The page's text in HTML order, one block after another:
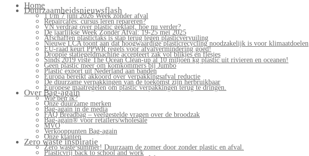
Home
Duurzaamheidsnieuwsflash
1 t/m 7 juni 2026 Week zonder afval
Repaircafés: cursus leren repareren?
VN verdrag over plastic geklapt, hoe nu verder?
De jaarlijkse Week Zonder Afval: 19-25 mei 2025
Afschaffen plastictaks is stap terug tegen plasticvervuiling
Nieuwe LCA toont aan dat hoogwaardige plasticrecycling noodzakelijk is voor klimaatdoelen
EU-raad keurt PPWR regels voor afvalvermindering goed!
Droppie statiegeldmachine accepteert zak vol blikjes en flesjes
Sinds 2019 viste The Ocean Clean-up al 10 miljoen kg plastic uit rivieren en oceanen!
Geen plastic meer om komkommers bij Jumbo
Plastic export uit Nederland aan banden
Europa bereikt akkoord over verpakkingsafval reductie
De duurzame verpakkingen van de toekomst zijn herbruikbaar
Europese maatregelen om plastic verpakkingen terug te dringen.
Over Bag-again
Wie ben ik?
Onze duurzame merken
Bag-again in de media
FAQ Breadbag – veelgestelde vragen over de broodzak
Bag-again® voor retailers/wholesale
MVO
Verkooppunten Bag-again
Onze klanten
Zero waste inspiratie
Zero waste summer! Duurzaam de zomer door zonder plastic en afval.
Plasticvrij back to school and work